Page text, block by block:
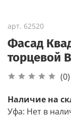
арт. 62520
Фасад
торцевой
(0)
Наличие на
Уфа: Нет в